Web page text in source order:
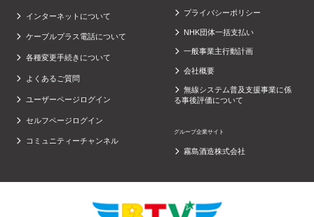
インターネットについて
ケーブルプラス電話について
各種変更手続きについて
よくあるご質問
ユーザーページログイン
セルフページログイン
コミュニティーチャンネル
プライバシーポリシー
NHK団体一括支払い
一般事業主行動計画
会社概要
無線システム普及支援事業に係
る事後評価について
グループ企業サイト
霧島酒造株式会社